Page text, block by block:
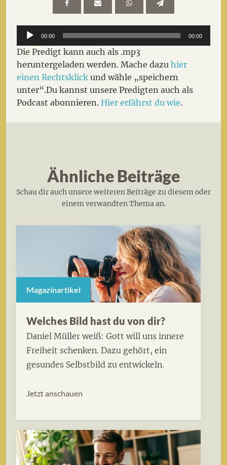
Audio-
Player
00:00 00:00
Die Predigt kann auch als .mp3
heruntergeladen werden. Mache dazuhier
einen Rechtsklick und wähle „speichern
unter“.Du kannst unsere Predigten auch als
Podcast abonnieren.Hier erfährst du wie.
Ähnliche Beiträge
Schau dir auch unsere weiteren Beiträge zu diesem oder
einem verwandten Thema an.
Magazinartikel
Welches Bild hast du von dir?
Daniel Müller weiß: Gott will uns innere
Freiheit schenken. Dazu gehört, ein
gesundes Selbstbild zu entwickeln.
Jetzt anschauen